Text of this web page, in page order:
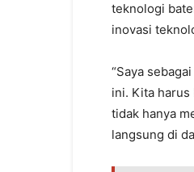
teknologi
inovasi
“Saya
ini. Kita
tidak hanya
langsung di